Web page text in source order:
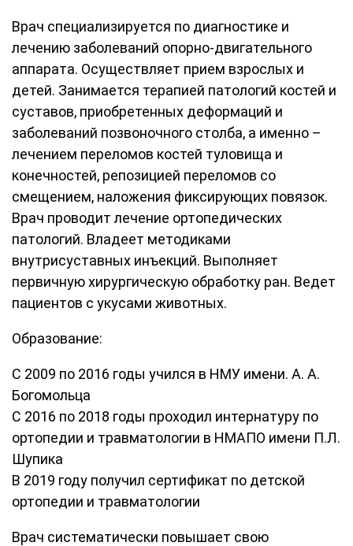
Врач специализируется по диагностике и
лечению заболеваний опорно-двигательного
аппарата. Осуществляет прием взрослых и
детей. Занимается терапией патологий костей и
суставов, приобретенных деформаций и
заболеваний позвоночного столба, а именно –
лечением переломов костей туловища и
конечностей, репозицией переломов со
смещением, наложения фиксирующих повязок.
Врач проводит лечение ортопедических
патологий. Владеет методиками
внутрисуставных инъекций. Выполняет
первичную хирургическую обработку ран. Ведет
пациентов с укусами животных.
Образование:
С 2009 по 2016 годы учился в НМУ имени. А. А.
Богомольца
С 2016 по 2018 годы проходил интернатуру по
ортопедии и травматологии в НМАПО имени П.Л.
Шупика
В 2019 году получил сертификат по детской
ортопедии и травматологии
Врач систематически повышает свою